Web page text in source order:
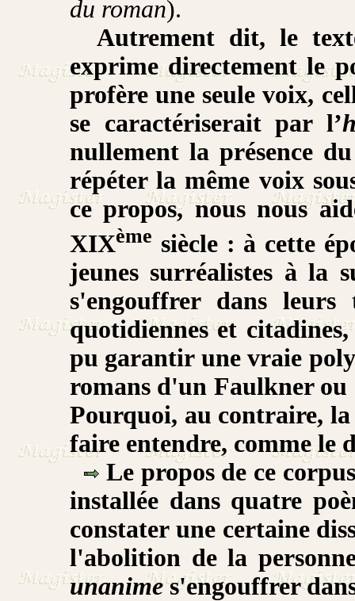
du roman).
Autrement dit, le
exprime directement le
profère une seule voix,
se caractériserait par l’
nullement la présence
répéter la même voix
ce propos, nous nous
XIXème siècle : à cette
jeunes surréalistes à la
s'engouffrer dans
quotidiennes et
pu garantir une vraie
romans d'un Faulkner ou
Pourquoi, au contraire, la
faire entendre, comme le
Le propos de ce
installée dans quatre
constater une certaine
l'abolition de la
unanimes'engouffrer